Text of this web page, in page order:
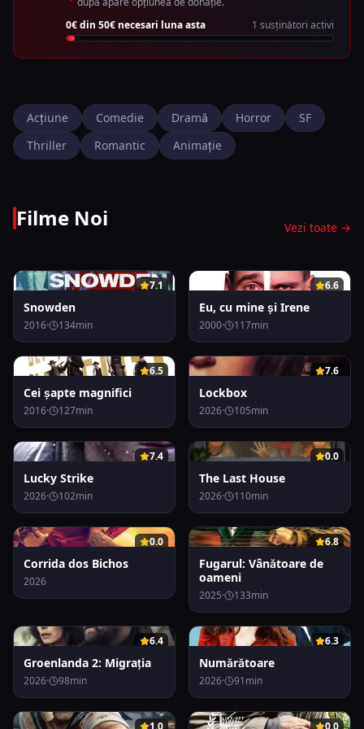
0€ din 50€ necesari luna asta 1 susținători activi
Acțiune Comedie Dramă Horror
SF
Thriller
Romantic Animație
Filme Noi Vezi toate →
0 7.1
Snowden
2016· 134min
0 6.6
Eu, cu mine și Irene
2000· 117min
0 6.5
Cei șapte magnifici
2016· 127min
0 7.6
Lockbox
2026· 105min
0 7.4
Lucky Strike
2026· 102min
0 0.0
The Last House
2026· 110min
0 0.0
Corrida dos Bichos
2026
0 6.8
Fugarul: Vânătoare de
oameni
2025· 133min
0 6.4
Groenlanda 2: Migrația
2026· 98min
0 6.3
Numărătoare
2026· 91min
0 1.0 0 0.0